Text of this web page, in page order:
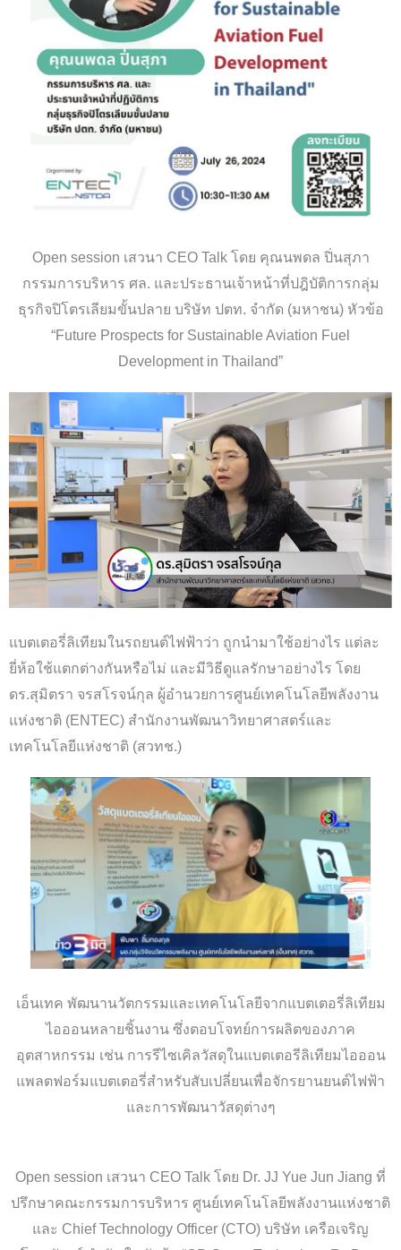
Open session เสวนา CEO Talk โดย คุณนพดล ปิ่นสุภา
กรรมการบริหาร ศล. และประธานเจ้าหน้าที่ปฎิบัติการกลุ่ม
ธุรกิจปิโตรเลียมขั้นปลาย บริษัท ปตท. จำกัด (มหาชน) หัวข้อ
“Future Prospects for Sustainable Aviation Fuel
Development in Thailand”
แบตเตอรี่ลิเทียมในรถยนต์ไฟฟ้าว่า ถูกนำมาใช้อย่างไร แต่ละ
ยี่ห้อใช้แตกต่างกันหรือไม่ และมีวิธีดูแลรักษาอย่างไร โดย
ดร.สุมิตรา จรสโรจน์กุล ผู้อำนวยการศูนย์เทคโนโลยีพลังงาน
แห่งชาติ (ENTEC) สำนักงานพัฒนาวิทยาศาสตร์และ
เทคโนโลยีแห่งชาติ (สวทช.)
เอ็นเทค พัฒนานวัตกรรมและเทคโนโลยีจากแบตเตอรี่ลิเทียม
ไอออนหลายชิ้นงาน ซึ่งตอบโจทย์การผลิตของภาค
อุตสาหกรรม เช่น การรีไซเคิลวัสดุในแบตเตอรีลิเทียมไอออน
แพลตฟอร์มแบตเตอรี่สำหรับสับเปลี่ยนเพื่อจักรยานยนต์ไฟฟ้า
และการพัฒนาวัสดุต่างๆ
Open session เสวนา CEO Talk โดย Dr. JJ Yue Jun Jiang ที่
ปรึกษาคณะกรรมการบริหาร ศูนย์เทคโนโลยีพลังงานแห่งชาติ
และ Chief Technology Officer (CTO) บริษัท เครือเจริญ